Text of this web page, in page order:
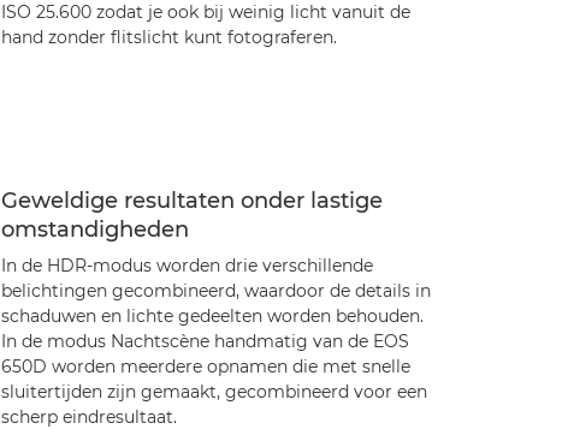
ISO 25.600 zodat je ook bij weinig licht vanuit de
hand zonder flitslicht kunt fotograferen.
Geweldige resultaten onder lastige
omstandigheden
In de HDR-modus worden drie verschillende
belichtingen gecombineerd, waardoor de details in
schaduwen en lichte gedeelten worden behouden.
In de modus Nachtscène handmatig van de EOS
650D worden meerdere opnamen die met snelle
sluitertijden zijn gemaakt, gecombineerd voor een
scherp eindresultaat.